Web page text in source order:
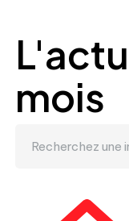
mois